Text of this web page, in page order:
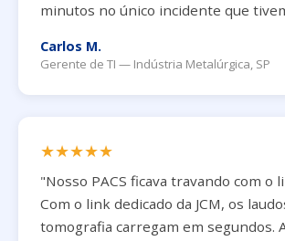
minutos no único incidente que
Carlos M.
Gerente de TI — Indústria Metalúrgica, SP
★★★★★
"Nosso PACS ficava travando com o
Com o link dedicado da JCM, os
tomografia carregam em segundos.